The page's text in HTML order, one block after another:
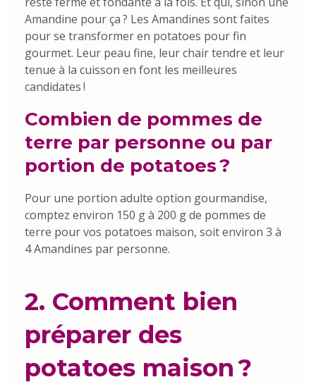
Amandine pour ça ? Les Amandines sont faites
pour se transformer en potatoes pour fin
gourmet. Leur peau fine, leur chair tendre et leur
tenue à la cuisson en font les meilleures
candidates !
Combien de pommes de
terre par personne ou par
portion de potatoes ?
Pour une portion adulte option gourmandise,
comptez environ 150 g à 200 g de pommes de
terre pour vos potatoes maison, soit environ 3 à
4 Amandines par personne.
2. Comment bien
préparer des
potatoes maison ?